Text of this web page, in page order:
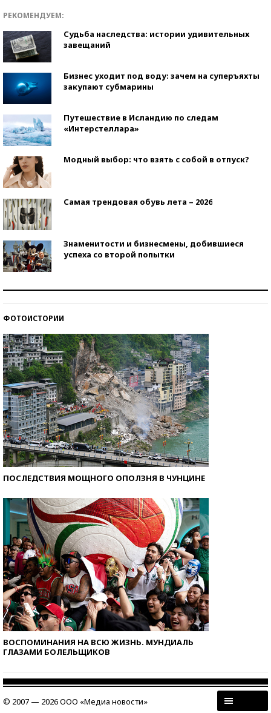
РЕКОМЕНДУЕМ:
Судьба наследства: истории удивительных
завещаний
Бизнес уходит под воду: зачем на суперъяхты
закупают субмарины
Путешествие в Исландию по следам
«Интерстеллара»
Модный выбор: что взять с собой в отпуск?
Самая трендовая обувь лета – 2026
Знаменитости и бизнесмены, добившиеся
успеха со второй попытки
ФОТОИСТОРИИ
ПОСЛЕДСТВИЯ МОЩНОГО ОПОЛЗНЯ В ЧУНЦИНЕ
ВОСПОМИНАНИЯ НА ВСЮ ЖИЗНЬ. МУНДИАЛЬ
ГЛАЗАМИ БОЛЕЛЬЩИКОВ
© 2007 — 2026 ООО «Медиа новости»